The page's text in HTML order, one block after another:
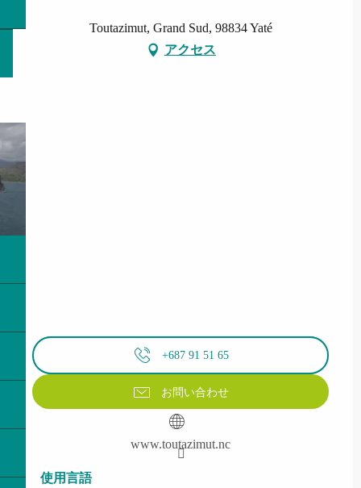
Toutazimut, Grand Sud, 98834 Yaté
アクセス
+687 91 51 65
お問い合わせ
www.toutazimut.nc
使用言語
使用言語